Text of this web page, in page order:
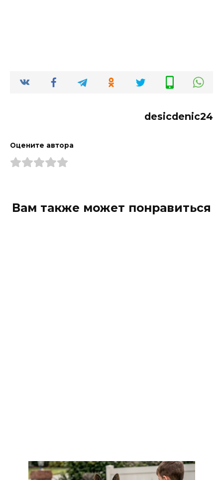
desicdenic24
Оцените автора
Вам также может понравиться